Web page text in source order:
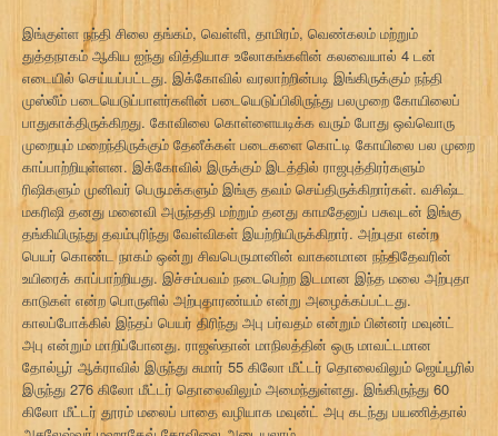
இங்குள்ள நந்தி சிலை தங்கம், வெள்ளி, தாமிரம், வெண்கலம் மற்றும்
துத்தநாகம் ஆகிய ஐந்து வித்தியாச உலோகங்களின் கலவையால் 4 டன்
எடையில் செய்யப்பட்டது. இக்கோவில் வரலாற்றின்படி இங்கிருக்கும் நந்தி
முஸ்லீம் படையெடுப்பாளர்களின் படையெடுப்பிலிருந்து பலமுறை கோயிலைப்
பாதுகாக்திருக்கிறது. கோவிலை கொள்ளையடிக்க வரும் போது ஒவ்வொரு
முறையும் மறைந்திருக்கும் தேனீக்கள் படைகளை கொட்டி கோயிலை பல முறை
காப்பாற்றியுள்ளன. இக்கோவில் இருக்கும் இடத்தில் ராஜபுத்திரர்களும்
ரிஷிகளும் முனிவர் பெருமக்களும் இங்கு தவம் செய்திருக்கிறார்கள். வசிஷ்ட
மகரிஷி தனது மனைவி அருந்ததி மற்றும் தனது காமதேனுப் பசுவுடன் இங்கு
தங்கியிருந்து தவம்புரிந்து வேள்விகள் இயற்றியிருக்கிறார். அற்புதா என்ற
பெயர் கொண்ட நாகம் ஒன்று சிவபெருமானின் வாகனமான நந்திதேவரின்
உயிரைக் காப்பாற்றியது. இச்சம்பவம் நடைபெற்ற இடமான இந்த மலை அற்புதா
காடுகள் என்ற பொருளில் அற்புதாரண்யம் என்று அழைக்கப்பட்டது.
காலப்போக்கில் இந்தப் பெயர் திரிந்து அபு பர்வதம் என்றும் பின்னர் மவுன்ட்
அபு என்றும் மாறிப்போனது. ராஜஸ்தான் மாநிலத்தின் ஒரு மாவட்டமான
தோல்பூர் ஆக்ராவில் இருந்து சுமார் 55 கிலோ மீட்டர் தொலைவிலும் ஜெய்பூரில்
இருந்து 276 கிலோ மீட்டர் தொலைவிலும் அமைந்துள்ளது. இங்கிருந்து 60
கிலோ மீட்டர் தூரம் மலைப் பாதை வழியாக மவுன்ட் அபு கடந்து பயணித்தால்